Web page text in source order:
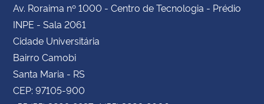
Av. Roraima nº 1000 - Centro de Tecnologia - Prédio
INPE - Sala 2061
Cidade Universitária
Bairro Camobi
Santa Maria - RS
CEP: 97105-900